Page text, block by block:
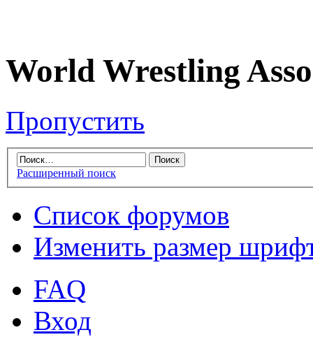
World Wrestling
Пропустить
Расширенный поиск
Список форумов
Изменить размер
FAQ
Вход